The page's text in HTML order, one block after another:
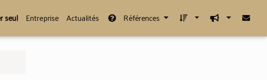
seul Entreprise Actualités Références